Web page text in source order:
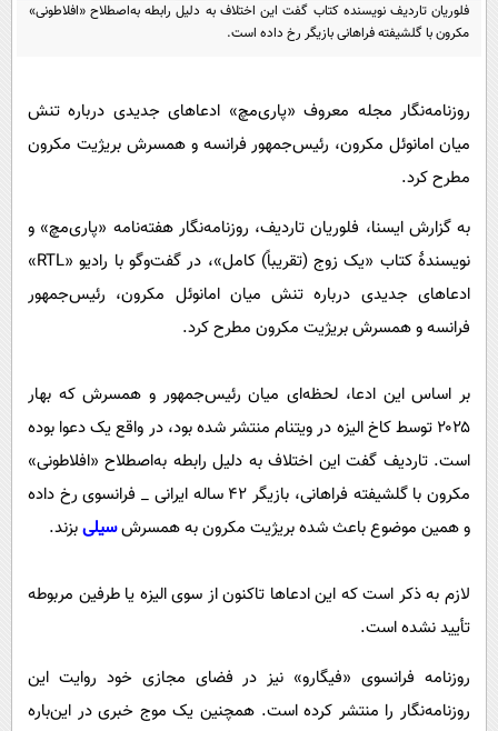
سرگرمی
حوادث
فرهنگی
بین الملل
اجتماعی
سیاست خارجی
پیامک
فلوریان تاردیف نویسنده کتاب گفت این اختلاف به دلیل رابطه به‌اصطلاح «افلاطونی»
مکرون با گلشیفته فراهانی بازیگر رخ داده است.
روزنامه‌نگار مجله معروف «پاری‌مچ» ادعاهای جدیدی درباره تنش
میان امانوئل مکرون، رئیس‌جمهور فرانسه و همسرش بریژیت مکرون
مطرح کرد.
به گزارش ایسنا، فلوریان تاردیف، روزنامه‌نگار هفته‌نامه «پاری‌مچ» و
نویسندهٔ کتاب «یک زوج (تقریباً) کامل»، در گفت‌وگو با رادیو «RTL»
ادعاهای جدیدی درباره تنش میان امانوئل مکرون، رئیس‌جمهور
فرانسه و همسرش بریژیت مکرون مطرح کرد.
بر اساس این ادعا، لحظه‌ای میان رئیس‌جمهور و همسرش که بهار
۲۰۲۵ توسط کاخ الیزه در ویتنام منتشر شده بود، در واقع یک دعوا بوده
است. تاردیف گفت این اختلاف به دلیل رابطه به‌اصطلاح «افلاطونی»
مکرون با گلشیفته فراهانی، بازیگر ۴۲ ساله ایرانی _ فرانسوی رخ داده
و همین موضوع باعث شده بریژیت مکرون به همسرشسیلیبزند.
لازم به ذکر است که این ادعاها تاکنون از سوی الیزه یا طرفین مربوطه
تأیید نشده است.
روزنامه فرانسوی «فیگارو» نیز در فضای مجازی خود روایت این
روزنامه‌نگار را منتشر کرده است. همچنین یک موج خبری در این‌باره